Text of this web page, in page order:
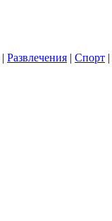
| Развлечения | Спорт |